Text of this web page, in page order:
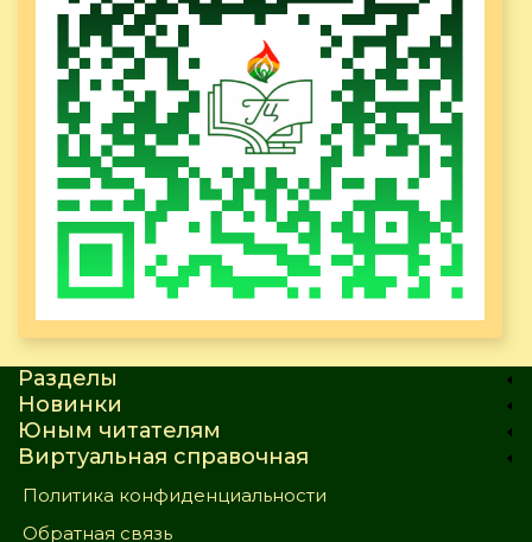
Разделы
Новинки
Юным читателям
Виртуальная справочная
Политика конфиденциальности
Обратная связь